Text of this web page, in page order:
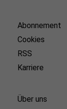
Abonnement
Cookies
RSS
Karriere
Über uns